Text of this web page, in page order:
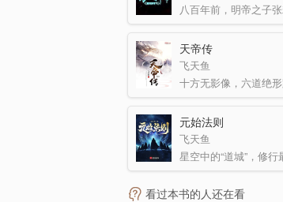
天帝传
飞天鱼
元始法则
飞天鱼
看过本书的人还在看